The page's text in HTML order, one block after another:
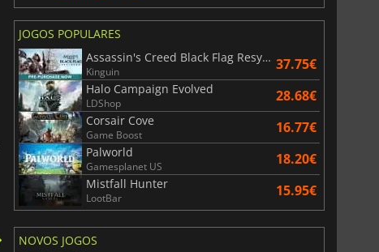
JOGOS POPULARES
Assassin's Creed Black Flag Resynced
Kinguin 37.75€
Halo Campaign Evolved
LDShop 28.68€
Corsair Cove
Game Boost 16.77€
Palworld
Gamesplanet US 18.20€
Mistfall Hunter
LootBar 15.95€
NOVOS JOGOS